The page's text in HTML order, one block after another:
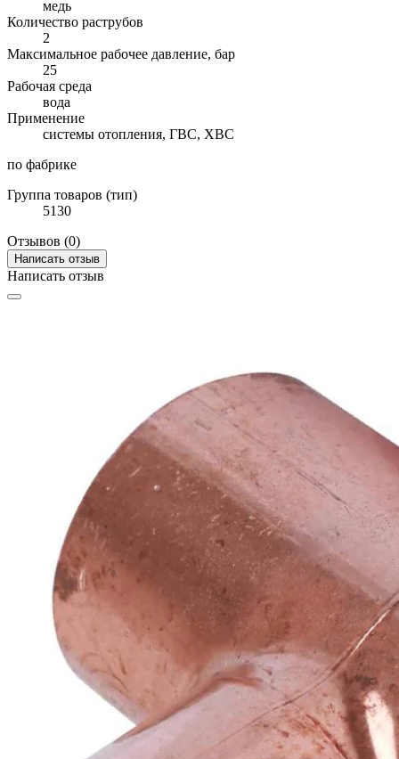
медь
Количество раструбов
2
Максимальное рабочее давление, бар
25
Рабочая среда
вода
Применение
системы отопления, ГВС, ХВС
по фабрике
Группа товаров (тип)
5130
Отзывов (0)
Написать отзыв
Написать отзыв